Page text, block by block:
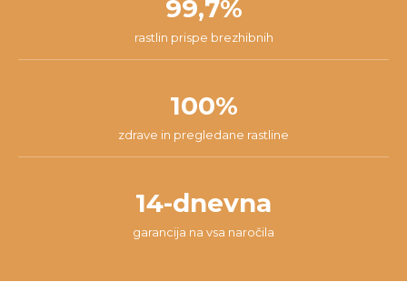
99,7%
rastlin prispe brezhibnih
100%
zdrave in pregledane rastline
14-dnevna
garancija na vsa naročila